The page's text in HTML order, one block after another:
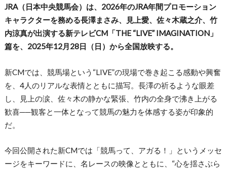
JRA（日本中央競馬会）は、2026年のJRA年間プロモーション
キャラクターを務める長澤まさみ、見上愛、佐々木蔵之介、竹
内涼真が出演する新テレビCM「THE “LIVE” IMAGINATION」
篇を、2025年12月28日（日）から全国放映する。
新CMでは、競馬場という“LIVE”の現場で巻き起こる感動や興奮
を、4人のリアルな表情とともに描写。長澤の祈るような眼差
し、見上の涙、佐々木の静かな緊張、竹内の全身で沸き上がる
歓喜──観客と一体となって競馬の魅力を体感する姿が印象的
だ。
今回公開された新CMでは「競馬って、アガる！」というメッセ
ージをキーワードに、名レースの映像とともに、“心を揺さぶら